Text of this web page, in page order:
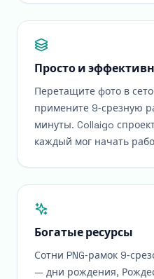
Просто и
Перетащите фото в
примените 9‑срезную
минуты. Collaigo
каждый мог начать
Богатые ресурсы
Сотни PNG‑рамок
— дни рождения,